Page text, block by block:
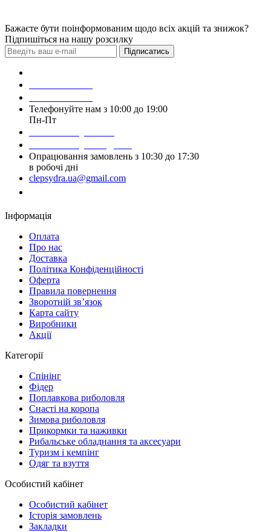
Бажаєте бути поінформованим щодо всіх акцій та знижок?
Підпишіться на нашу розсилку
Підписатись
Телефонуйте нам з 10:00 до 19:00
Пн-Пт
Опрацювання замовлень з 10:30 до 17:30
в робочі дні
clepsydra.ua@gmail.com
Інформація
Оплата
Про нас
Доставка
Політика Конфіденційності
Оферта
Правила повернення
Зворотній зв’язок
Карта сайту
Виробники
Акції
Категорії
Спінінг
Фідер
Поплавкова риболовля
Снасті на коропа
Зимова риболовля
Прикормки та наживки
Рибальське обладнання та аксесуари
Туризм і кемпінг
Одяг та взуття
Особистий кабінет
Особистий кабінет
Історія замовлень
Закладки